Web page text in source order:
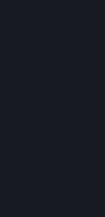
video di Steam
kecuali video
lainnya (bukan
Hadiah yang
mengikuti
ditukar bisa
penerima hadiah
yang digunakan
Untuk penjelasan